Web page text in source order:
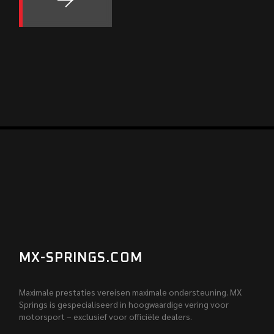
MX-SPRINGS.COM
Maximale prestaties vereisen maximale ondersteuning. MX
Springs is gespecialiseerd in hoogwaardige vering voor
motorsport – exclusief voor officiële dealers.